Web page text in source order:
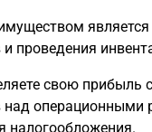
является
и проведения
свою
операционными
налогообложения.